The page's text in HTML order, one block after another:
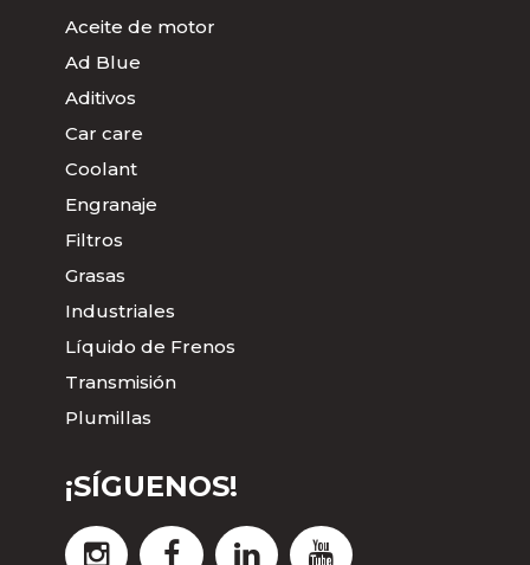
Aceite de motor
Ad Blue
Aditivos
Car care
Coolant
Engranaje
Filtros
Grasas
Industriales
Líquido de Frenos
Transmisión
Plumillas
¡SÍGUENOS!